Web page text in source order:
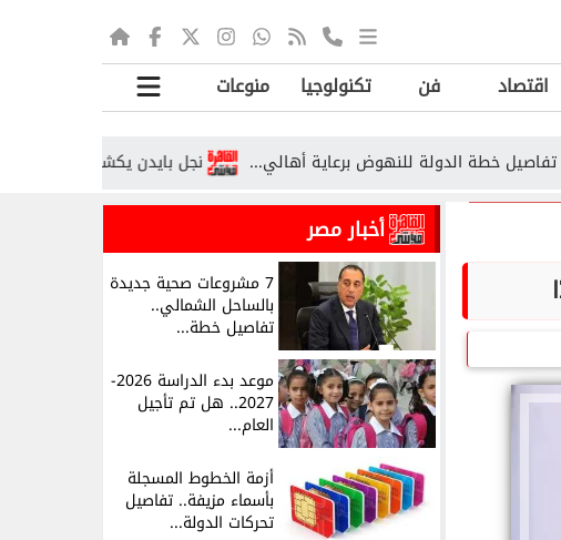
اقتصاد فن تكنولوجيا منوعات
نجل بايدن يكشف تطورات صادمة
أخبار مصر
7 مشروعات صحية جديدة
بالساحل الشمالي..
تفاصيل خطة...
موعد بدء الدراسة 2026-
2027.. هل تم تأجيل
العام...
أزمة الخطوط المسجلة
بأسماء مزيفة.. تفاصيل
تحركات الدولة...